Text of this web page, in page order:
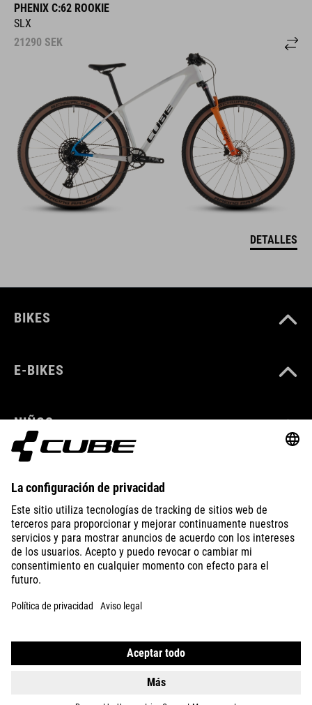
PHENIX C:62 ROOKIE
SLX
21290 SEK
DETALLES
BIKES
E-BIKES
NIÑOS
EQUIPMENT
SUPPORT